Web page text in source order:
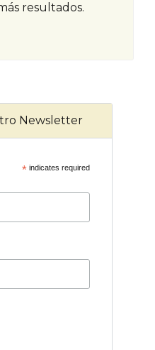
resultados.
Newsletter
*indicates required